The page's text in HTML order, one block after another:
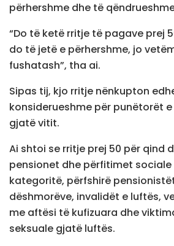
përhershme dhe të
“Do të ketë rritje të pagave prej
do të jetë e përhershme, jo
fushatash”, tha ai.
Sipas tij, kjo rritje nënkupton
konsiderueshme për punëtorët
gjatë vitit.
Ai shtoi se rritje prej 50 për qind
pensionet dhe përfitimet
kategoritë, përfshirë
dëshmorëve, invalidët e luftës,
me aftësi të kufizuara dhe
seksuale gjatë luftës.